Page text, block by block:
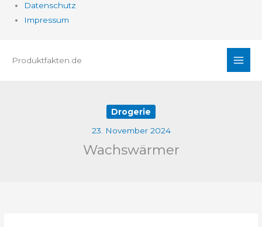
Datenschutz
Impressum
InhaltProduktfakten.de
Drogerie
23. November 2024
Wachswärmer